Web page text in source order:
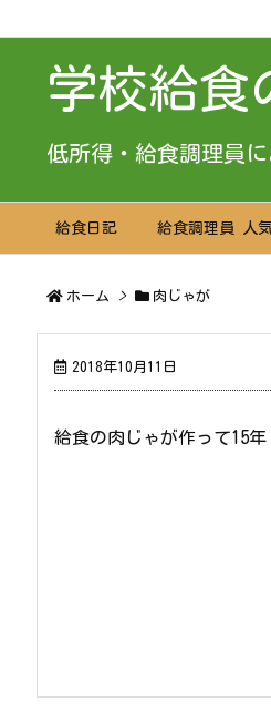
学校給
低所得・給食調理員
給食日記 給食調理員 人
ホーム > 肉じゃが
2018年10月11日
給食の肉じゃが作って15